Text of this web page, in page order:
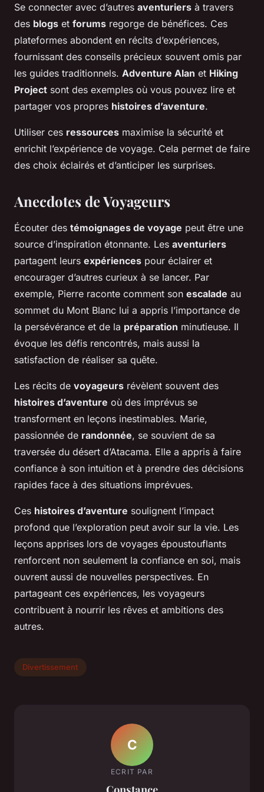
Se connecter avec d’autres aventuriers à travers
des blogs et forums regorge de bénéfices. Ces
plateformes abondent en récits d’expériences,
fournissant des conseils précieux souvent omis par
les guides traditionnels. Adventure Alan et Hiking
Project sont des exemples où vous pouvez lire et
partager vos propres histoires d’aventure.
Utiliser ces ressources maximise la sécurité et
enrichit l’expérience de voyage. Cela permet de faire
des choix éclairés et d’anticiper les surprises.
Anecdotes de Voyageurs
Écouter des témoignages de voyage peut être une
source d’inspiration étonnante. Les aventuriers
partagent leurs expériences pour éclairer et
encourager d’autres curieux à se lancer. Par
exemple, Pierre raconte comment son escalade au
sommet du Mont Blanc lui a appris l’importance de
la persévérance et de la préparation minutieuse. Il
évoque les défis rencontrés, mais aussi la
satisfaction de réaliser sa quête.
Les récits de voyageurs révèlent souvent des
histoires d’aventure où des imprévus se
transforment en leçons inestimables. Marie,
passionnée de randonnée, se souvient de sa
traversée du désert d’Atacama. Elle a appris à faire
confiance à son intuition et à prendre des décisions
rapides face à des situations imprévues.
Ces histoires d’aventure soulignent l’impact
profond que l’exploration peut avoir sur la vie. Les
leçons apprises lors de voyages époustouflants
renforcent non seulement la confiance en soi, mais
ouvrent aussi de nouvelles perspectives. En
partageant ces expériences, les voyageurs
contribuent à nourrir les rêves et ambitions des
autres.
Divertissement
C
ECRIT PAR